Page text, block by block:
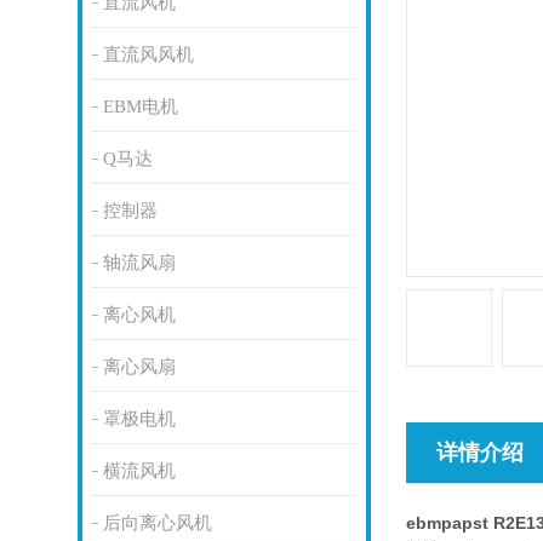
直流风风机
EBM电机
Q马达
控制器
轴流风扇
离心风机
离心风扇
罩极电机
横流风机
后向离心风机
详情介绍
ebmpapst